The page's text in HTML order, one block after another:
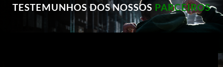
TESTEMUNHOS DOS NOSSOS PARCEIROS